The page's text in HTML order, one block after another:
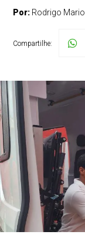
Por: Rodrigo Mario
Compartilhe: